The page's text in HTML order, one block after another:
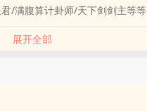
/满腹算计卦师/天下剑剑主等等
展开全部